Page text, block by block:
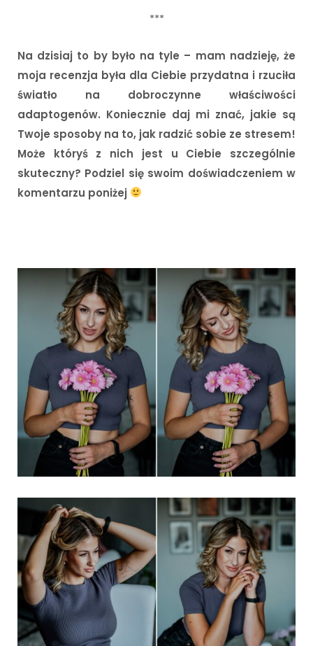
***
Na dzisiaj to by było na tyle – mam nadzieję, że
moja recenzja była dla Ciebie przydatna i rzuciła
światło na dobroczynne właściwości
adaptogenów. Koniecznie daj mi znać, jakie są
Twoje sposoby na to, jak radzić sobie ze stresem!
Może któryś z nich jest u Ciebie szczególnie
skuteczny? Podziel się swoim doświadczeniem w
komentarzu poniżej